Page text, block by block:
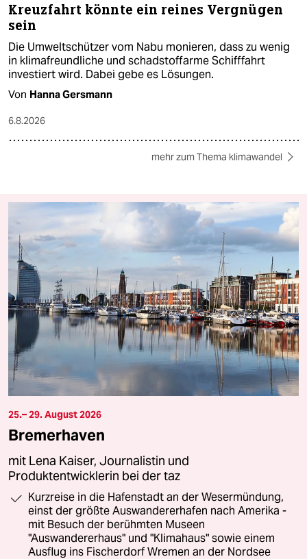
Kreuzfahrt könnte ein reines Vergnügen
sein
Die Umweltschützer vom Nabu monieren, dass zu wenig
in klimafreundliche und schadstoffarme Schifffahrt
investiert wird. Dabei gebe es Lösungen.
Von Hanna Gersmann
6.8.2026
mehr zum Thema klimawandel
25.– 29. August 2026
Bremerhaven
mit Lena Kaiser, Journalistin und
Produktentwicklerin bei der taz
Kurzreise in die Hafenstadt an der Wesermündung,
einst der größte Auswandererhafen nach Amerika -
mit Besuch der berühmten Museen
"Auswandererhaus" und "Klimahaus" sowie einem
Ausflug ins Fischerdorf Wremen an der Nordsee